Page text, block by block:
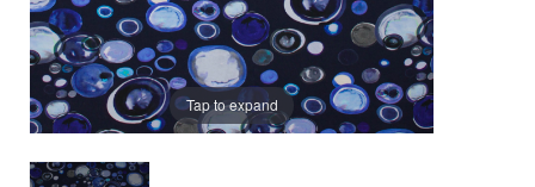
Tap to expand